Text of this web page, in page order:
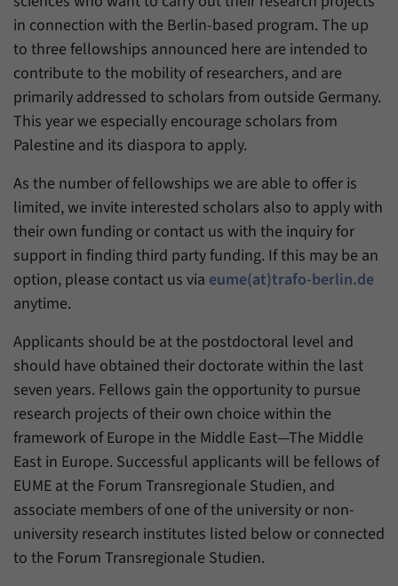
in connection with the Berlin-based program. The up
to three fellowships announced here are intended to
contribute to the mobility of researchers, and are
primarily addressed to scholars from outside Germany.
This year we especially encourage scholars from
Palestine and its diaspora to apply.
As the number of fellowships we are able to offer is
limited, we invite interested scholars also to apply with
their own funding or contact us with the inquiry for
support in finding third party funding. If this may be an
option, please contact us via eume(at)trafo-berlin.de
anytime.
Applicants should be at the postdoctoral level and
should have obtained their doctorate within the last
seven years. Fellows gain the opportunity to pursue
research projects of their own choice within the
framework of Europe in the Middle East—The Middle
East in Europe. Successful applicants will be fellows of
EUME at the Forum Transregionale Studien, and
associate members of one of the university or non-
university research institutes listed below or connected
to the Forum Transregionale Studien.